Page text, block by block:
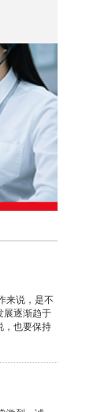
说，是不
展逐渐趋于
，也要保持